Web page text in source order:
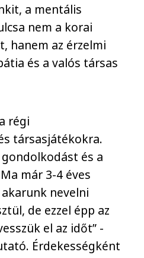
a mentális
nem a korai
hanem az érzelmi
és a valós társas
régi
társasjátékokra.
és a
már 3-4 éves
nevelni
de ezzel épp az
el az időt” -
Érdekességként